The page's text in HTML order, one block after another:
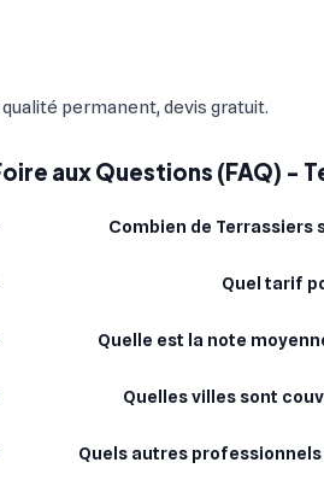
permanent, devis gratuit.
aux Questions (FAQ) -
Combien de Terrassiers
Quel tarif
Quelle est la note
Quelles villes sont
Quels autres